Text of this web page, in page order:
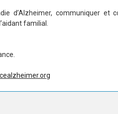
d’Alzheimer, communiquer et
familial.